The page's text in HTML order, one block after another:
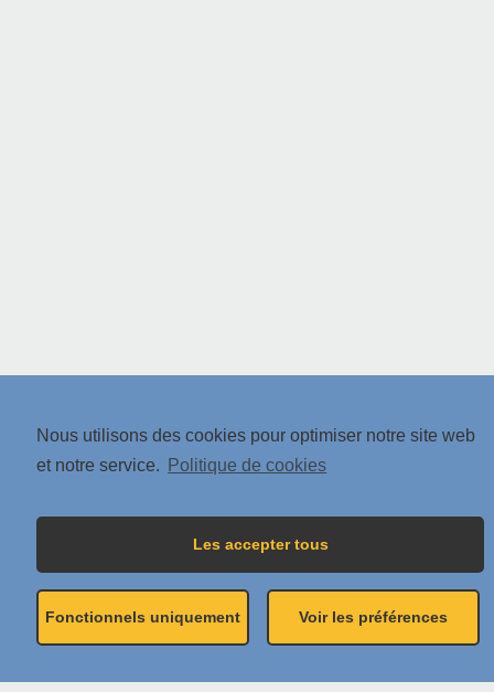
Nous utilisons des cookies pour optimiser notre site web
et notre service.
Politique de cookies
Les accepter tous
Fonctionnels uniquement Voir les préférences